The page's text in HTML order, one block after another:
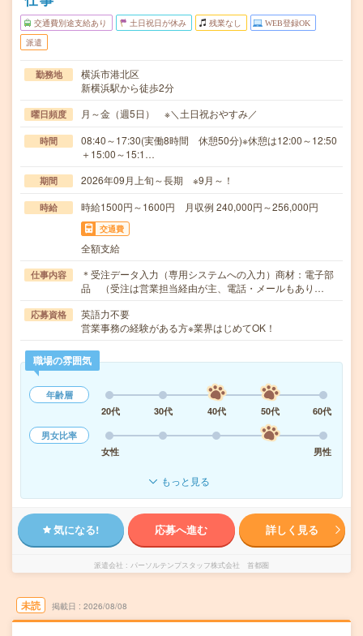
交通費別途支給あり 土日祝日が休み 残業なし WEB登録OK
派遣
勤務地
横浜市港北区
新横浜駅から徒歩2分
曜日頻度 月～金（週5日） ※＼土日祝おやすみ／
時間
08:40～17:30(実働8時間 休憩50分)※休憩は12:00～12:50
＋15:00～15:1…
期間 2026年09月上旬～長期 ※9月～！
時給 時給1500円～1600円 月収例 240,000円～256,000円
交通費
全額支給
仕事内容
＊受注データ入力（専用システムへの入力）商材：電子部
品 （受注は営業担当経由が主、電話・メールもあり…
応募資格
英語力不要
営業事務の経験がある方※業界はじめてOK！
職場の雰囲気
年齢層
20代
30代 40代 50代
60代
男女比率
女性
男性
もっと見る
気になる! 応募へ進む 詳しく見る
派遣会社 パーソルテンプスタッフ株式会社 首都圏
未読 掲載日 2026/08/08